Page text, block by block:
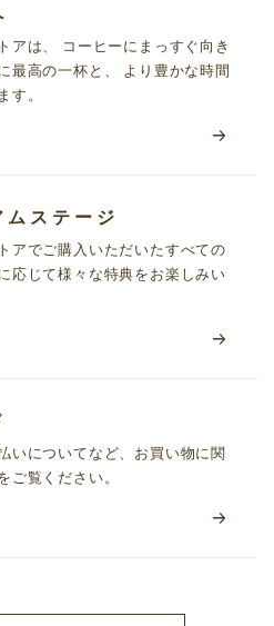
アは、 コーヒーにまっすぐ向き
最高の一杯と、 より豊かな時間
す。
ステージ
アでご購入いただいたすべての
応じて様々な特典をお楽しみい
いについてなど、お買い物に関
ご覧ください。